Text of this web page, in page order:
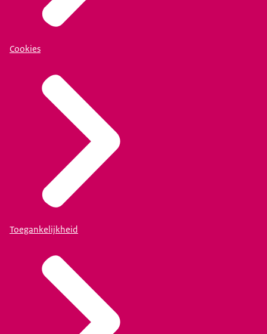
Cookies
Toegankelijkheid